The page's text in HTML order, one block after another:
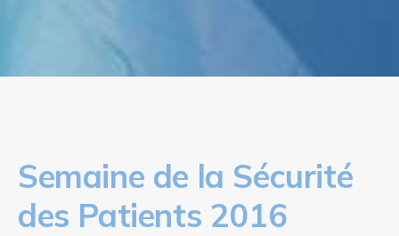
Semaine de la Sécurité
des Patients 2016